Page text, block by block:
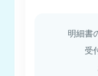
明細書
受